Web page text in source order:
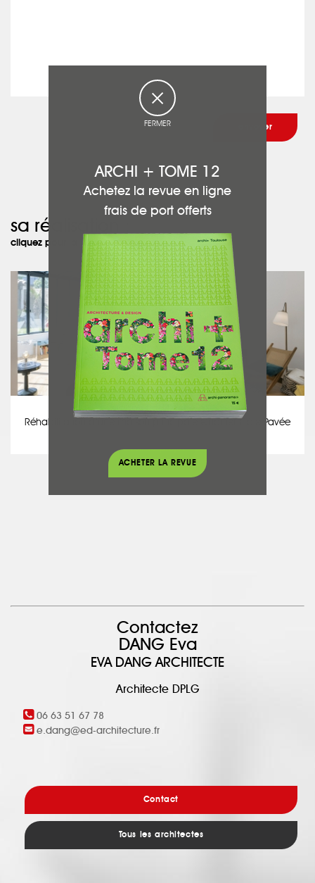
sa réalisation :
cliquez pour la découvrir
Maison traditionnelle
Réhabilitation d’une maison principale Quartier Côte Pavée
voir le projet
Contactez
DANG Eva
EVA DANG ARCHITECTE
Architecte DPLG
06 63 51 67 78
e.dang@ed-architecture.fr
Contact
Tous les architectes
FERMER
ARCHI + TOME 12
Achetez la revue en ligne
frais de port offerts
ACHETER LA REVUE